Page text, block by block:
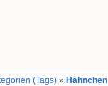
(Tags) »Hähnchen